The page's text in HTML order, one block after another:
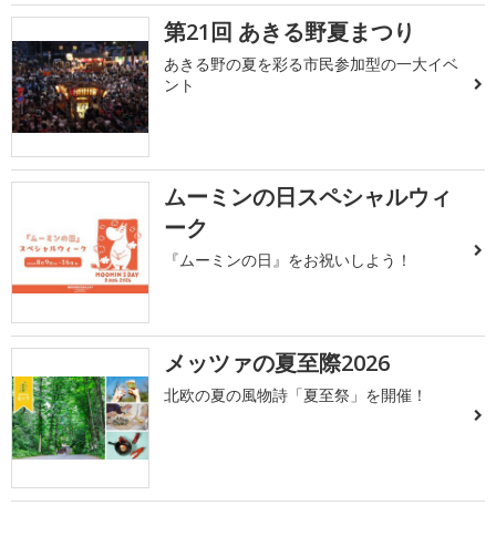
第21回 あきる野夏まつり
あきる野の夏を彩る市民参加型の一大イベ
ント
ムーミンの日スペシャルウィ
ーク
『ムーミンの日』をお祝いしよう！
メッツァの夏至際2026
北欧の夏の風物詩「夏至祭」を開催！